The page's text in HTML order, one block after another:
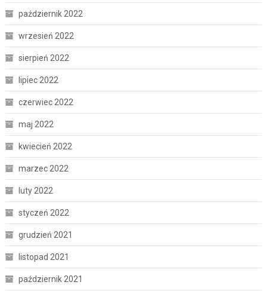
październik 2022
wrzesień 2022
sierpień 2022
lipiec 2022
czerwiec 2022
maj 2022
kwiecień 2022
marzec 2022
luty 2022
styczeń 2022
grudzień 2021
listopad 2021
październik 2021